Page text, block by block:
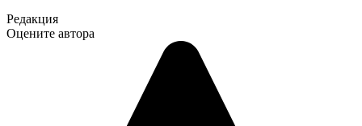
Редакция
Оцените автора